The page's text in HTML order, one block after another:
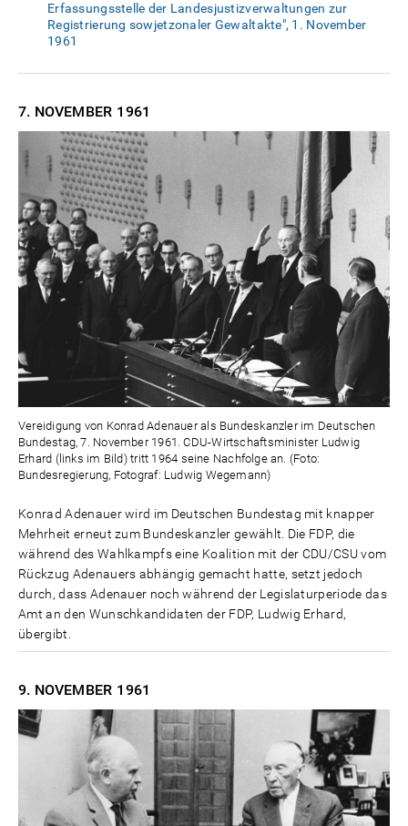
Erfassungsstelle der Landesjustizverwaltungen zur
Registrierung sowjetzonaler Gewaltakte", 1. November
1961
7. NOVEMBER 1961
Vereidigung von Konrad Adenauer als Bundeskanzler im Deutschen
Bundestag, 7. November 1961. CDU-Wirtschaftsminister Ludwig
Erhard (links im Bild) tritt 1964 seine Nachfolge an. (Foto:
Bundesregierung, Fotograf: Ludwig Wegemann)
Konrad Adenauer wird im Deutschen Bundestag mit knapper
Mehrheit erneut zum Bundeskanzler gewählt. Die FDP, die
während des Wahlkampfs eine Koalition mit der CDU/CSU vom
Rückzug Adenauers abhängig gemacht hatte, setzt jedoch
durch, dass Adenauer noch während der Legislaturperiode das
Amt an den Wunschkandidaten der FDP, Ludwig Erhard,
übergibt.
9. NOVEMBER 1961